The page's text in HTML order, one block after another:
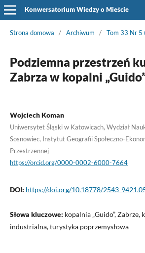
Konwersatorium Wiedzy o Mieście
Strona domowa / Archiwum / Tom 33 Nr 5
Podziemna przestrzeń
Zabrza w kopalni
Wojciech Koman
Uniwersytet Śląski w Katowicach, Wydział
Sosnowiec, Instytut Geografii Społeczno-
Przestrzennej
https://orcid.org/0000-0002-6000-7664
DOI: https://doi.org/10.18778/2543-
Słowa kluczowe: kopalnia „Guido”,
industrialna, turystyka poprzemysłowa